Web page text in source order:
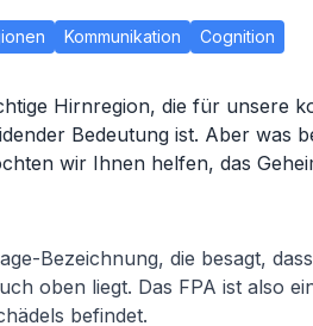
Kommunikation Cognition
Hirnregion, die für unsere
Bedeutung ist. Aber was
wir Ihnen helfen, das
Bezeichnung, die besagt,
oben liegt. Das FPA ist also
befindet.